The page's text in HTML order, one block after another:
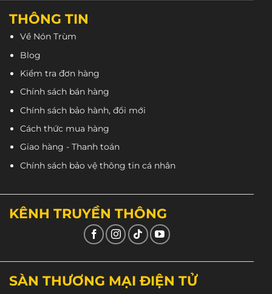
Video
THÔNG TIN
Về Nón Trùm
Blog
Kiểm tra đơn hàng
Chính sách bán hàng
Chính sách bảo hành, đổi mới
Cách thức mua hàng
Giao hàng - Thanh toán
Chính sách bảo vệ thông tin cá nhân
KÊNH TRUYỀN THÔNG
SÀN THƯƠNG MẠI ĐIỆN TỬ